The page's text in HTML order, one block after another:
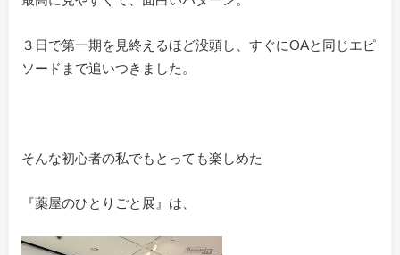
３日で第一期を見終えるほど没頭し、すぐにOAと同じエピ
ソードまで追いつきました。
そんな初心者の私でもとっても楽しめた
『薬屋のひとりごと展』は、